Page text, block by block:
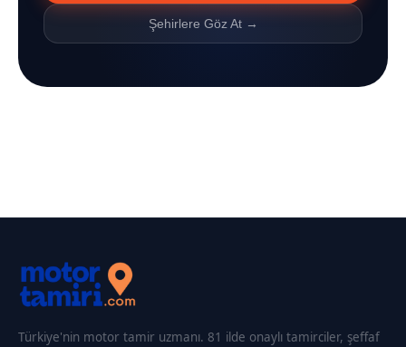
Şehirlere Göz At →
Türkiye'nin motor tamir uzmanı. 81 ilde onaylı tamirciler, şeffaf